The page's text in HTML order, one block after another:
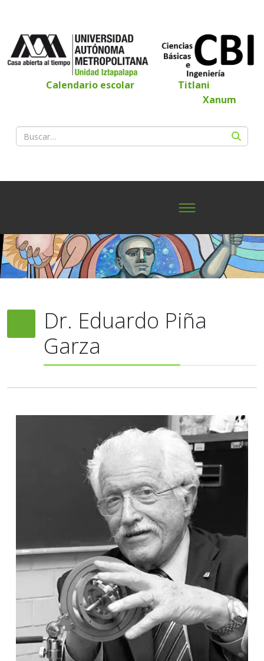
Calendario escolar
Titlani
Xanum
Dr. Eduardo Piña
Garza